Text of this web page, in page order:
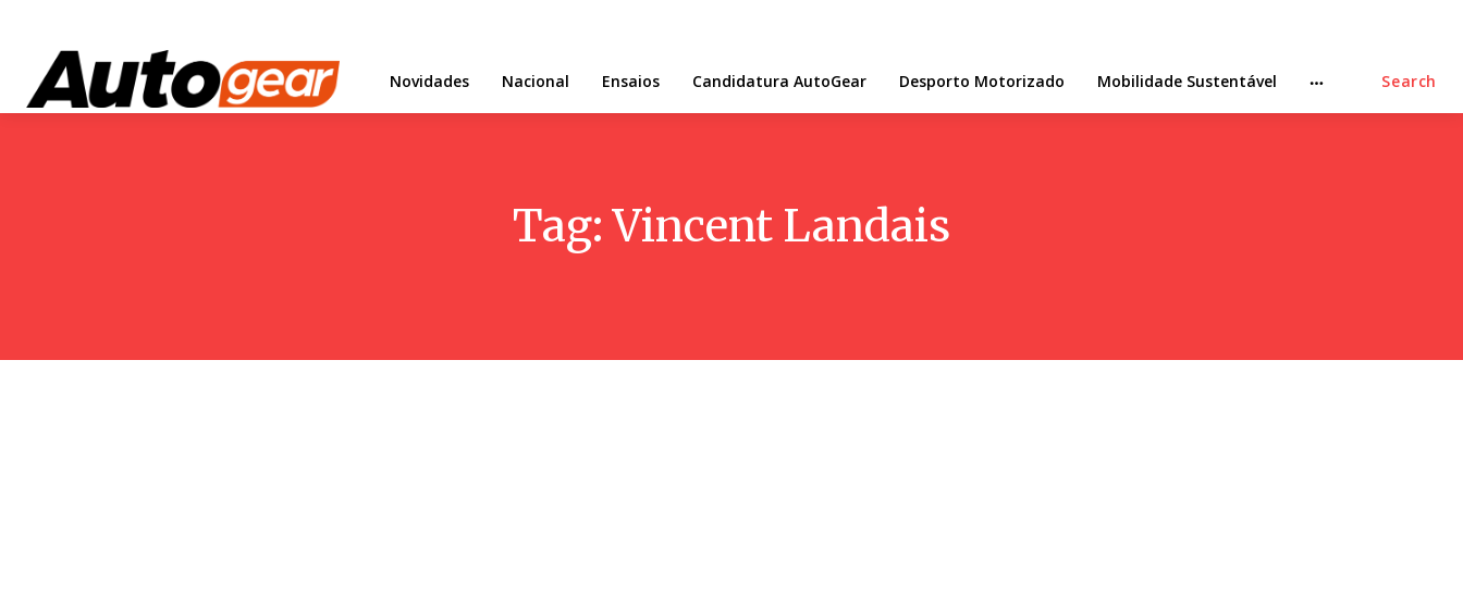
Novidades Nacional Ensaios Candidatura AutoGear Desporto Motorizado Mobilidade Sustentável Search
Tag:Vincent Landais